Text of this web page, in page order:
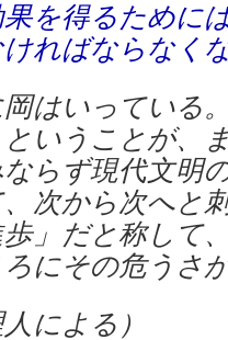
を得るために
ければならなく
はいっている
いうことが、
らず現代文明
次から次へと
」だと称して
にその危うさ
による）